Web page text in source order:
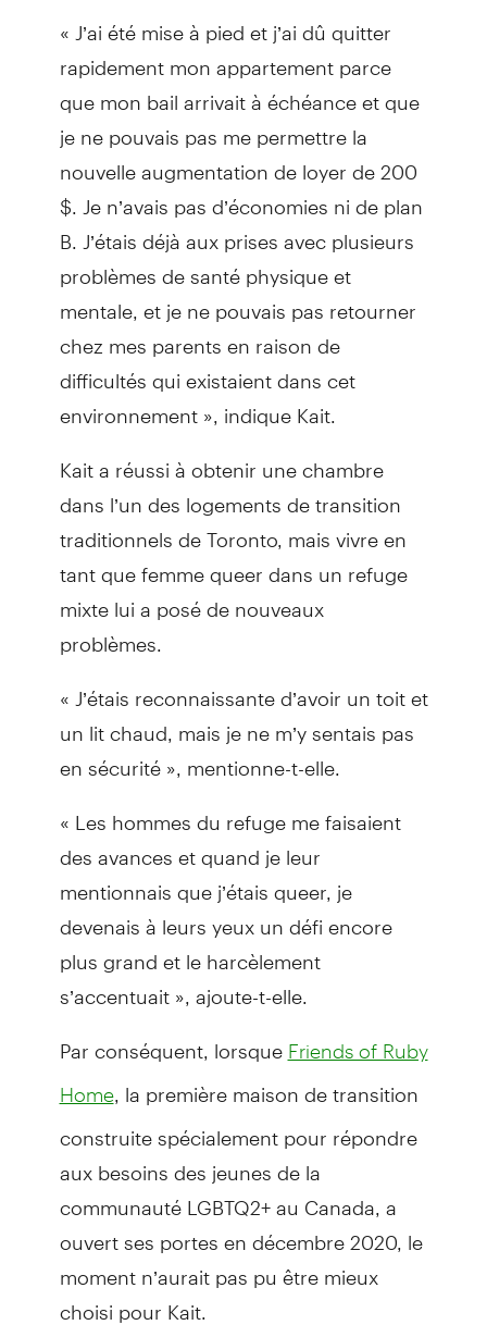
« J’ai été mise à pied et j’ai dû quitter
rapidement mon appartement parce
que mon bail arrivait à échéance et que
je ne pouvais pas me permettre la
nouvelle augmentation de loyer de 200
$. Je n’avais pas d’économies ni de plan
B. J’étais déjà aux prises avec plusieurs
problèmes de santé physique et
mentale, et je ne pouvais pas retourner
chez mes parents en raison de
difficultés qui existaient dans cet
environnement », indique Kait.
Kait a réussi à obtenir une chambre
dans l’un des logements de transition
traditionnels de Toronto, mais vivre en
tant que femme queer dans un refuge
mixte lui a posé de nouveaux
problèmes.
« J’étais reconnaissante d’avoir un toit et
un lit chaud, mais je ne m’y sentais pas
en sécurité », mentionne-t-elle.
« Les hommes du refuge me faisaient
des avances et quand je leur
mentionnais que j’étais queer, je
devenais à leurs yeux un défi encore
plus grand et le harcèlement
s’accentuait », ajoute-t-elle.
Par conséquent, lorsque Friends of Ruby
Home, la première maison de transition
construite spécialement pour répondre
aux besoins des jeunes de la
communauté LGBTQ2+ au Canada, a
ouvert ses portes en décembre 2020, le
moment n’aurait pas pu être mieux
choisi pour Kait.